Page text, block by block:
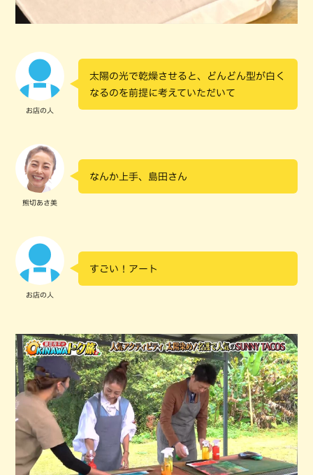
お店の人
太陽の光で乾燥させると、どんどん型が白く
なるのを前提に考えていただいて
熊切あさ美
なんか上手、島田さん
お店の人
すごい！アート